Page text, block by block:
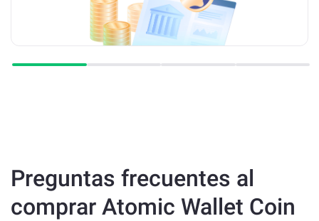
Preguntas frecuentes al
comprar Atomic Wallet Coin